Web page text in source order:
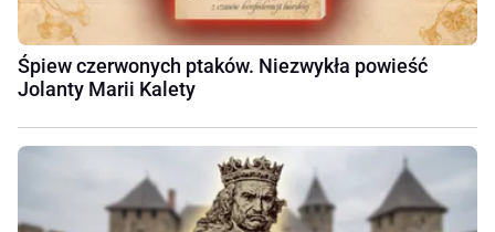
Śpiew czerwonych ptaków. Niezwykła powieść
Jolanty Marii Kalety